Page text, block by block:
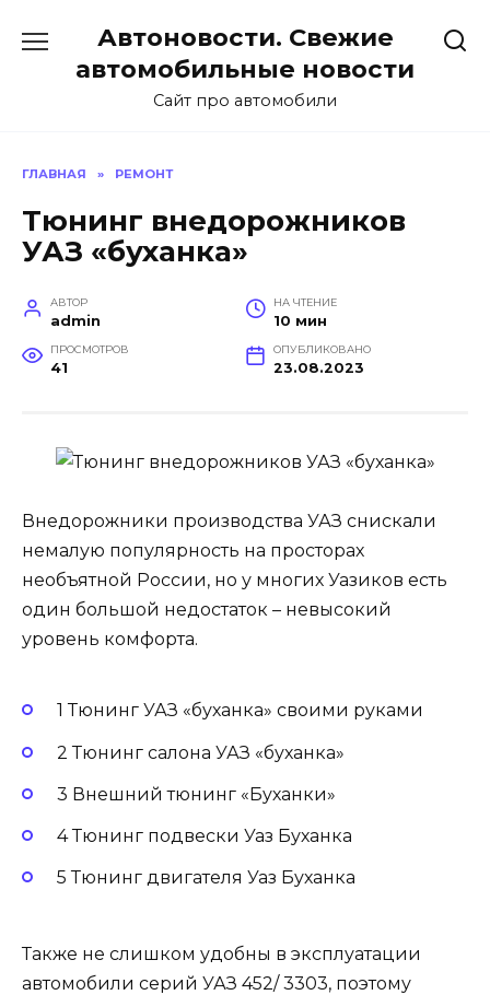
содержанию
Автоновости. Свежие
автомобильные новости
Сайт про автомобили
ГЛАВНАЯ » РЕМОНТ
Тюнинг внедорожников
УАЗ «буханка»
АВТОР
admin
НА ЧТЕНИЕ
10 мин
ПРОСМОТРОВ
41
ОПУБЛИКОВАНО
23.08.2023
Внедорожники производства УАЗ снискали
немалую популярность на просторах
необъятной России, но у многих Уазиков есть
один большой недостаток – невысокий
уровень комфорта.
1 Тюнинг УАЗ «буханка» своими руками
2 Тюнинг салона УАЗ «буханка»
3 Внешний тюнинг «Буханки»
4 Тюнинг подвески Уаз Буханка
5 Тюнинг двигателя Уаз Буханка
Также не слишком удобны в эксплуатации
автомобили серий УАЗ 452/ 3303, поэтому